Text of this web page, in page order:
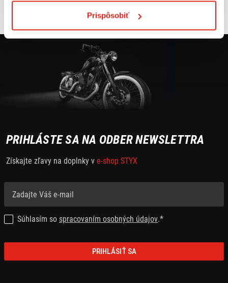
Prispôsobiť
PRIHLÁSTE SA NA ODBER NEWSLETTRA
Získajte zľavy na doplnky v e-shop STYX
Súhlasím so spracovaním osobných údajov.*
PRIHLÁSIŤ SA